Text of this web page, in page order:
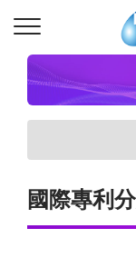
國際專利